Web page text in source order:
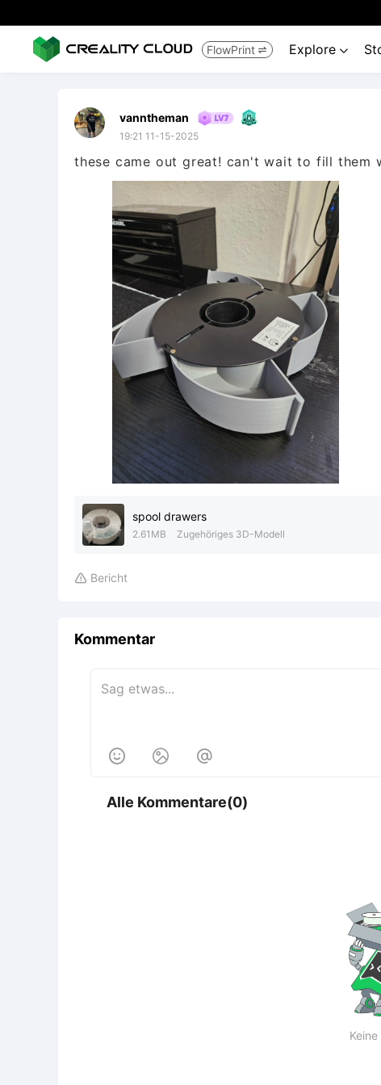
FlowPrint  Explore 
vanntheman
19:21 11-15-2025
these came out great! can't wait to fill them
spool drawers
2.61MB Zugehöriges 3D-Modell
 Bericht
Kommentar
  
Alle Kommentare(0)